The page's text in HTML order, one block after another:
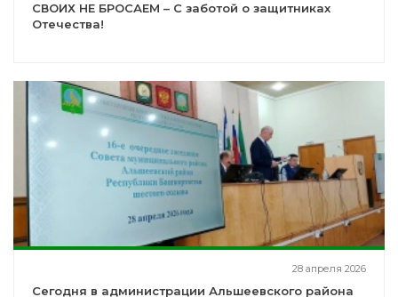
СВОИХ НЕ БРОСАЕМ – С заботой о защитниках
Отечества!
28 апреля 2026
Сегодня в администрации Альшеевского района